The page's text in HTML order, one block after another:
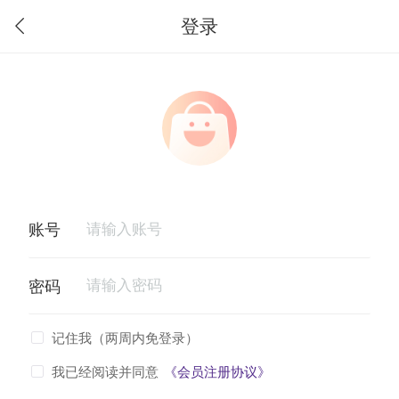
登录
记住我（两周内免登录）
我已经阅读并同意 《会员注册协议》